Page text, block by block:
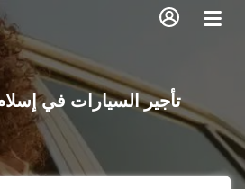
تأجير السيارات في